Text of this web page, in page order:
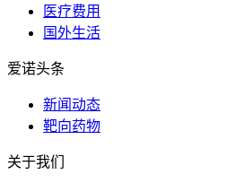
医疗费用
国外生活
爱诺头条
新闻动态
靶向药物
关于我们